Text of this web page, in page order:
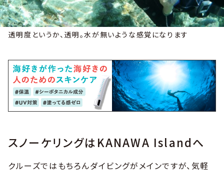
透明度というか、透明。水が無いような感覚になります
スノーケリングはKANAWA Islandへ
クルーズではもちろんダイビングがメインですが、気軽